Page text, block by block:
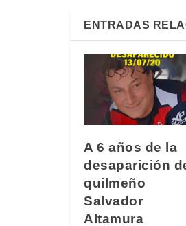
ENTRADAS
A 6 años de la
desaparición
quilmeño
Salvador
Altamura